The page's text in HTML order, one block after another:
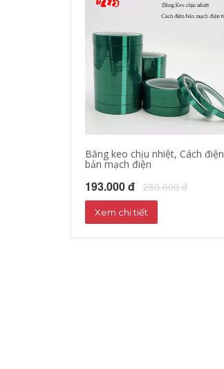
Băng keo chịu nhiệt, Cách điện
bản mạch điện
193.000 đ 280.000 đ
Xem chi tiết